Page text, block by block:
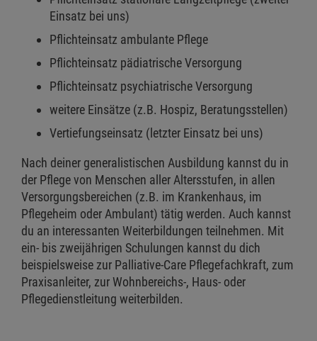
Einsatz bei uns)
Pflichteinsatz ambulante Pflege
Pflichteinsatz pädiatrische Versorgung
Pflichteinsatz psychiatrische Versorgung
weitere Einsätze (z.B. Hospiz, Beratungsstellen)
Vertiefungseinsatz (letzter Einsatz bei uns)
Nach deiner generalistischen Ausbildung kannst du in
der Pflege von Menschen aller Altersstufen, in allen
Versorgungsbereichen (z.B. im Krankenhaus, im
Pflegeheim oder Ambulant) tätig werden. Auch kannst
du an interessanten Weiterbildungen teilnehmen. Mit
ein- bis zweijährigen Schulungen kannst du dich
beispielsweise zur Palliative-Care Pflegefachkraft, zum
Praxisanleiter, zur Wohnbereichs-, Haus- oder
Pflegedienstleitung weiterbilden.